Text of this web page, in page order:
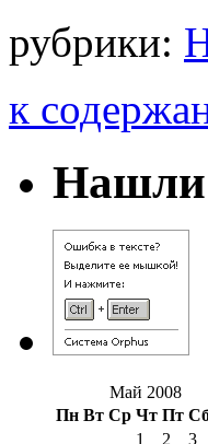
рубрики:
к
Нашли
Май 2008
Пн Вт Ср Чт Пт
1
2 3